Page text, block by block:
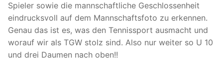
Spieler sowie die mannschaftliche Geschlossenheit
eindrucksvoll auf dem Mannschaftsfoto zu erkennen.
Genau das ist es, was den Tennissport ausmacht und
worauf wir als TGW stolz sind. Also nur weiter so U 10
und drei Daumen nach oben!!